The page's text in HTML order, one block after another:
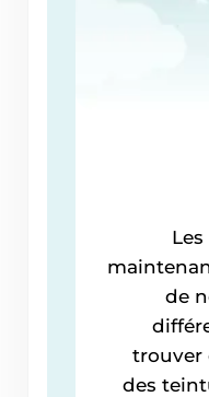
de
trouver
des